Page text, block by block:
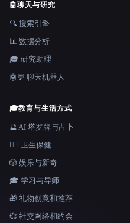
🤖聊天与研究
🔍 搜索引擎
📊 数据分析
🎓 研究助理
🤖💬 聊天机器人
🎓教育与生活方式
🔮 AI 塔罗牌与占卜
👩‍⚕️ 卫生保健
🎲 娱乐与新奇
🎓 学习与导师
🎁 礼物创意和推荐
💞 社交网络和约会